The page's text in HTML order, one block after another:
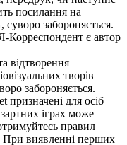
посилання на
забороняється.
Корреспондент є автор
відтворення
творів
забороняється.
призначені для осіб
іграх може
правил
При виявленні перших